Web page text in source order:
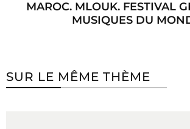
MAROC. MLOUK. FESTIVAL
MUSIQUES DU
SUR LE MÊME THÈME